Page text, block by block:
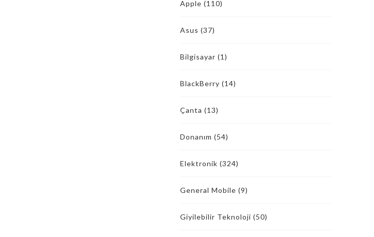
Apple (110)
Asus (37)
Bilgisayar (1)
BlackBerry (14)
Çanta (13)
Donanım (54)
Elektronik (324)
General Mobile (9)
Giyilebilir Teknoloji (50)